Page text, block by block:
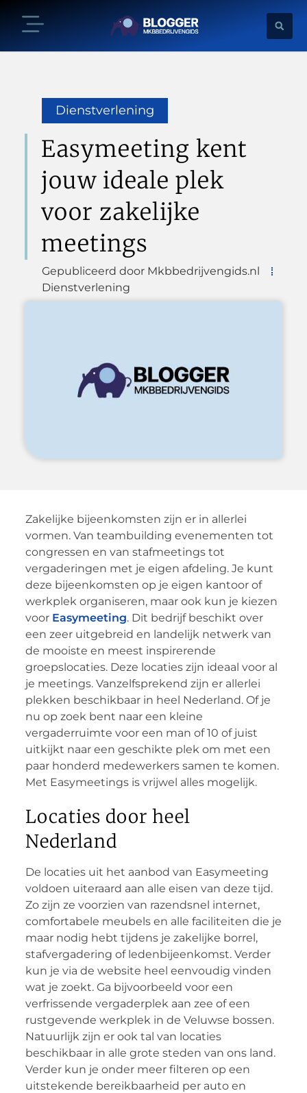
Dienstverlening
Easymeeting kent
jouw ideale plek
voor zakelijke
meetings
Gepubliceerd door Mkbbedrijvengids.nl
Dienstverlening
Zakelijke bijeenkomsten zijn er in allerlei
vormen. Van teambuilding evenementen tot
congressen en van stafmeetings tot
vergaderingen met je eigen afdeling. Je kunt
deze bijeenkomsten op je eigen kantoor of
werkplek organiseren, maar ook kun je kiezen
voor Easymeeting. Dit bedrijf beschikt over
een zeer uitgebreid en landelijk netwerk van
de mooiste en meest inspirerende
groepslocaties. Deze locaties zijn ideaal voor al
je meetings. Vanzelfsprekend zijn er allerlei
plekken beschikbaar in heel Nederland. Of je
nu op zoek bent naar een kleine
vergaderruimte voor een man of 10 of juist
uitkijkt naar een geschikte plek om met een
paar honderd medewerkers samen te komen.
Met Easymeetings is vrijwel alles mogelijk.
Locaties door heel
Nederland
De locaties uit het aanbod van Easymeeting
voldoen uiteraard aan alle eisen van deze tijd.
Zo zijn ze voorzien van razendsnel internet,
comfortabele meubels en alle faciliteiten die je
maar nodig hebt tijdens je zakelijke borrel,
stafvergadering of ledenbijeenkomst. Verder
kun je via de website heel eenvoudig vinden
wat je zoekt. Ga bijvoorbeeld voor een
verfrissende vergaderplek aan zee of een
rustgevende werkplek in de Veluwse bossen.
Natuurlijk zijn er ook tal van locaties
beschikbaar in alle grote steden van ons land.
Verder kun je onder meer filteren op een
uitstekende bereikbaarheid per auto en